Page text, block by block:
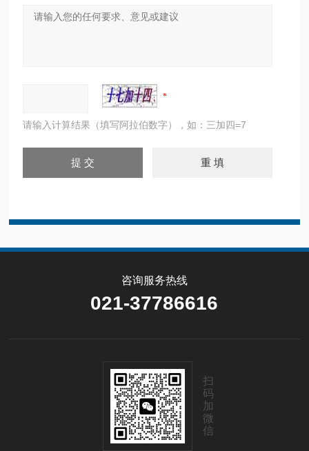
请输入计算结果（填写阿拉伯数字），如：三加四=7
咨询服务热线
021-37786616
扫
码
加
微
信